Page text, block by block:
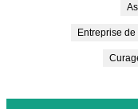
Entreprise